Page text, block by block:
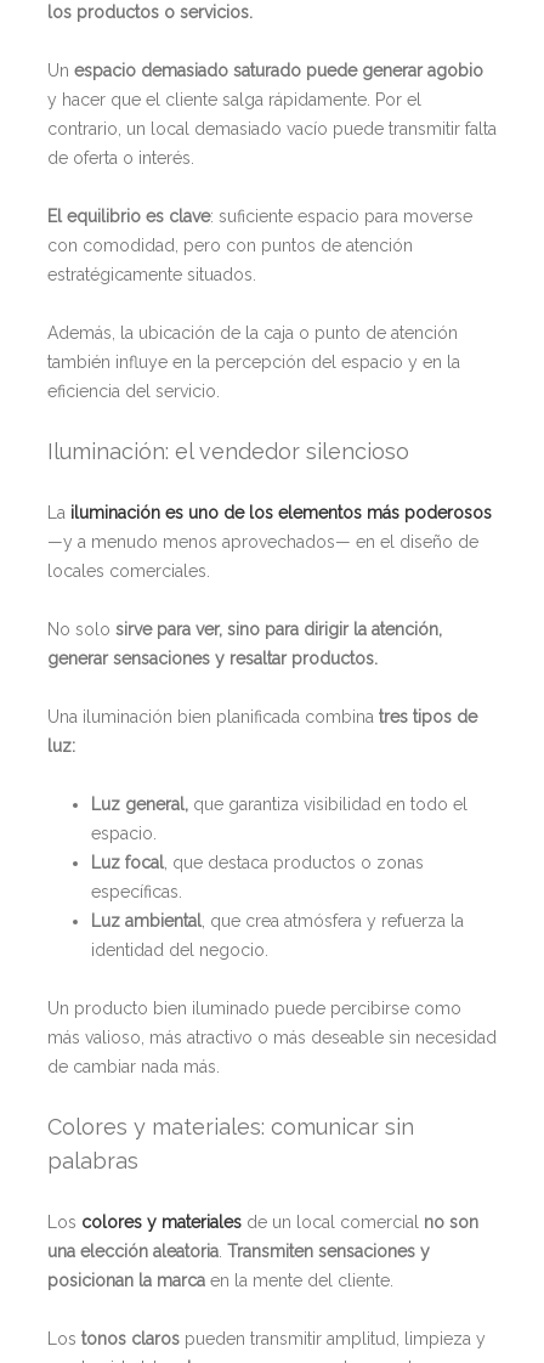
los productos o servicios.
Un espacio demasiado saturado puede generar agobio
y hacer que el cliente salga rápidamente. Por el
contrario, un local demasiado vacío puede transmitir falta
de oferta o interés.
El equilibrio es clave: suficiente espacio para moverse
con comodidad, pero con puntos de atención
estratégicamente situados.
Además, la ubicación de la caja o punto de atención
también influye en la percepción del espacio y en la
eficiencia del servicio.
Iluminación: el vendedor silencioso
La iluminación es uno de los elementos más poderosos
—y a menudo menos aprovechados— en el diseño de
locales comerciales.
No solo sirve para ver, sino para dirigir la atención,
generar sensaciones y resaltar productos.
Una iluminación bien planificada combina tres tipos de
luz:
Luz general, que garantiza visibilidad en todo el
espacio.
Luz focal , que destaca productos o zonas
específicas.
Luz ambiental , que crea atmósfera y refuerza la
identidad del negocio.
Un producto bien iluminado puede percibirse como
más valioso, más atractivo o más deseable sin necesidad
de cambiar nada más.
Colores y materiales: comunicar sin
palabras
Los colores y materiales de un local comercial no son
una elección aleatoria Transmiten sensaciones y
posicionan la marca en la mente del cliente.
Los tonos claros pueden transmitir amplitud, limpieza y